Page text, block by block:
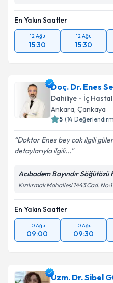
En Yakın Saatler
12 Ağu
15:30
12 Ağu
15:30
Doç. Dr. Enes
Dahiliye - İç
Ankara, Çankaya
5 (14
Doktor Enes bey cok ilgili
detaylarıyla ilgili...
Acıbadem Bayındır Söğütözü
Kızılırmak Mahallesi 1443 Cad.
En Yakın Saatler
10 Ağu
09:00
10 Ağu
09:30
Uzm. Dr. Sibel